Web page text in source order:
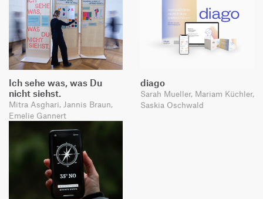
Ich sehe was, was Du
nicht siehst.
Mitra Asghari, Jannis Braun,
Emelie Gannert
diago
Sarah Mueller, Mariam Küchler,
Saskia Oschwald